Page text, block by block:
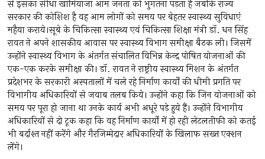
से इसका सीधा खामियाजा आम जनता को भुगतना पड़ता है जबकि राज्य
सरकार की कोशिश है वह आम लोगों को समय पर बेहतर स्वास्थ्य सुविधाएं
महैया कराये।सूबे के चिकित्सा स्वास्थ्य एवं चिकित्सा शिक्षा मंत्री डॉ. धन सिंह
रावत ने अपने शासकीय आवास पर स्वास्थ्य विभाग समीक्षा बैठक ली। जिसमें
उन्होंने स्वास्थ्य विभाग के अंतर्गत संचालित विभिन्न केन्द्र पोषित योजनाओं की
एक-एक करके समीक्षा की। डॉ. रावत ने राष्ट्रीय स्वास्थ्य मिशन के अंतर्गत
प्रदेशभर के सरकारी अस्पतालों में चले रहे निर्माण कार्यों की धीमी प्रगति पर
विभागीय अधिकारियों से जवाब तलब किये। उन्होंने कहा कि जिन योजनाओं को
समय पर पूरा हो जाना था उनके कार्य अभी अधूरे पड़े हुये हैं। उन्होंने विभागीय
अधिकारियों से दो टूक कहा कि वह निर्माण कार्यों में हो रही लेटलतीफी को कतई
भी बर्दाश्त नहीं करेंगे और गैरजिम्मेदार अधिकारियों के खिलाफ सख्त एक्शन
लेंगे।